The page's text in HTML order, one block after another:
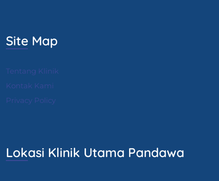
Site Map
Tentang Klinik
Kontak Kami
Privacy Policy
Lokasi Klinik Utama Pandawa